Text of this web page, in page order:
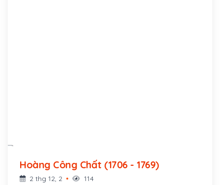
Hoàng Công Chất (1706 - 1769)
2 thg 12, 2 114